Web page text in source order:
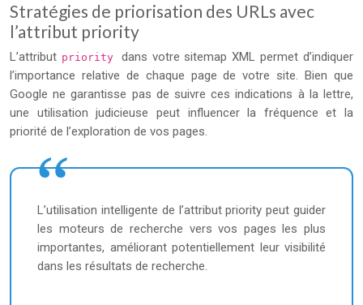
Stratégies de priorisation des URLs avec
l’attribut priority
L’attribut priority dans votre sitemap XML permet d’indiquer
l’importance relative de chaque page de votre site. Bien que
Google ne garantisse pas de suivre ces indications à la lettre,
une utilisation judicieuse peut influencer la fréquence et la
priorité de l’exploration de vos pages.
L’utilisation intelligente de l’attribut priority peut guider
les moteurs de recherche vers vos pages les plus
importantes, améliorant potentiellement leur visibilité
dans les résultats de recherche.